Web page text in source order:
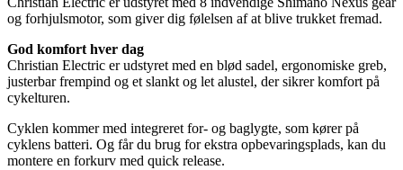
og forhjulsmotor, som giver dig følelsen af at blive trukket fremad.
God komfort hver dag
Christian Electric er udstyret med en blød sadel, ergonomiske greb,
justerbar frempind og et slankt og let alustel, der sikrer komfort på
cykelturen.
Cyklen kommer med integreret for- og baglygte, som kører på
cyklens batteri. Og får du brug for ekstra opbevaringsplads, kan du
montere en forkurv med quick release.